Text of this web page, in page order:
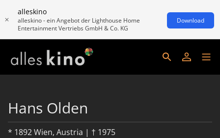
alleskino
alleskino - ein Angebot der Lighthouse Home
Entertainment Vertriebs GmbH & Co. KG
Download
Hans Olden
* 1892 Wien, Austria | † 1975